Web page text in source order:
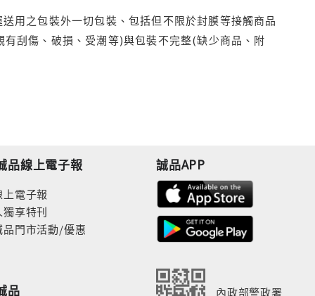
用之包裝外一切包裝、包括但不限於封膜等接觸商品
刮傷、破損、受潮等)與包裝不完整(缺少商品、附
品線上電子報
電子報
享特刊
品門市活動/優惠
品
誠品APP
內政部警政署